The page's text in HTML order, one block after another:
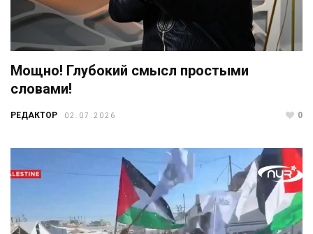
Мощно! Глубокий смысл простыми
словами!
РЕДАКТОР 02.07.2026 0